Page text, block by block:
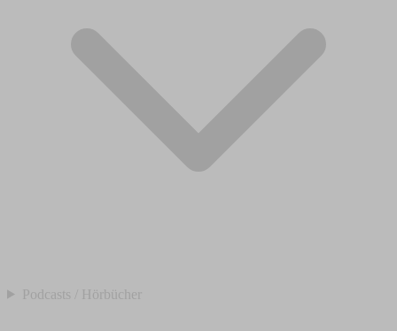
Podcasts / Hörbücher